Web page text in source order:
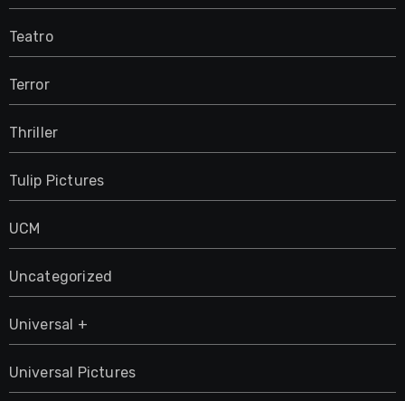
Teatro
Terror
Thriller
Tulip Pictures
UCM
Uncategorized
Universal +
Universal Pictures